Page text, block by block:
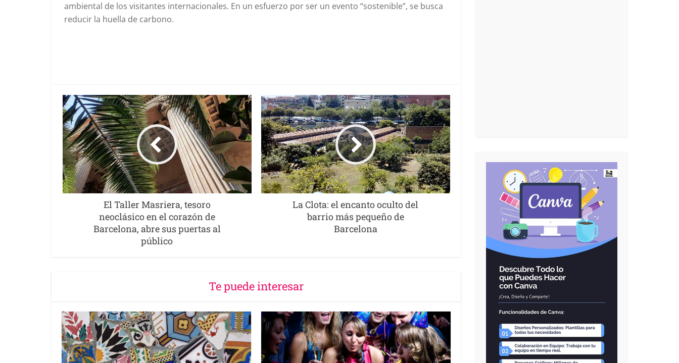
ambiental de los visitantes internacionales. En un esfuerzo por ser un evento “sostenible”, se busca
reducir la huella de carbono.
El Taller Masriera, tesoro
neoclásico en el corazón de
Barcelona, abre sus puertas al
público
La Clota: el encanto oculto del
barrio más pequeño de
Barcelona
Te puede interesar